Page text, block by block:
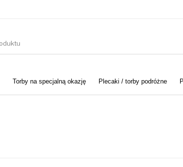
Torby na specjalną okazję Plecaki / torby podróżne